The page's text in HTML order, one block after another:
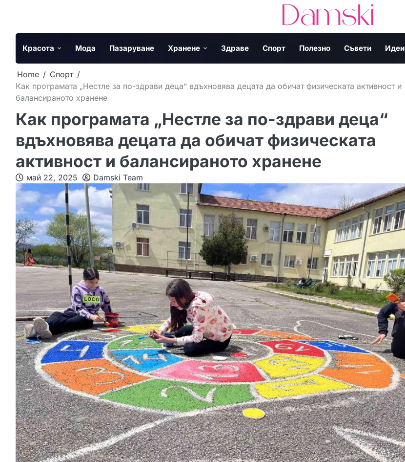
Красота Мода Пазаруване Хранене Здраве Спорт Полезно Съвети Идеи
Home
Спорт
Как програмата „Нестле за по-здрави деца“ вдъхновява децата да обичат физическата активност и
балансираното хранене
Как програмата „Нестле за по-здрави деца“
вдъхновява децата да обичат физическата
активност и балансираното хранене
май 22, 2025 Damski Team